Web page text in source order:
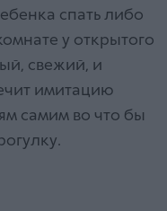
спать либо
у открытого
свежий, и
имитацию
самим во что бы